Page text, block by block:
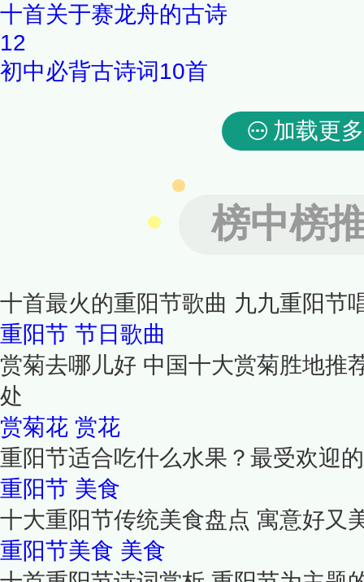
十首关于赛龙舟的古诗
12
初中必背古诗词10首
加载更多
榜中榜
十首最火的重阳节歌曲 九九重阳节
重阳节 节日歌曲
赏菊去哪儿好 中国十大赏菊胜地推
处
赏菊花 赏花
重阳节适合吃什么水果？最受欢迎
重阳节 美食
十大重阳节传统美食盘点 寓意好又
重阳节美食 美食